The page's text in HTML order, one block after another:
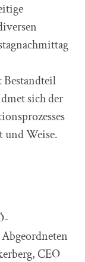
Bestandteil
sich der
Weise.
CEO